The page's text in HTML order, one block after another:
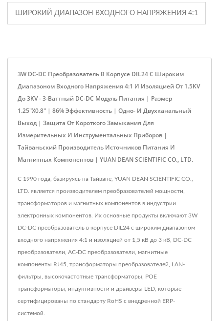
ШИРОКИЙ ДИАПАЗОН ВХОДНОГО НАПРЯЖЕНИЯ 4:1
3W DC-DC Преобразователь В Корпусе DIL24 С Широким
Диапазоном Входного Напряжения 4:1 И Изоляцией От 1.5KV
До 3KV - 3-Ваттный DC-DC Модуль Питания | Размер
1.25"x0.8" | 86% Эффективность | Одно- И Двухканальный
Выход | Защита От Короткого Замыкания Для
Измерительных И Инструментальных Приборов |
Тайваньский Производитель Источников Питания И
Магнитных Компонентов | YUAN DEAN SCIENTIFIC CO., LTD.
С 1990 года, базируясь на Тайване, YUAN DEAN SCIENTIFIC CO.,
LTD. является производителем преобразователей мощности,
трансформаторов и магнитных компонентов в индустрии
электронных компонентов. Их основные продукты включают 3W
DC-DC преобразователь в корпусе DIL24 с широким диапазоном
входного напряжения 4:1 и изоляцией от 1,5 кВ до 3 кВ, DC-DC
преобразователи, AC-DC преобразователи, магнитные
компоненты RJ45, трансформаторы преобразователей, LAN-
фильтры, высокочастотные трансформаторы, POE
трансформаторы, индуктивности и драйверы LED, которые
сертифицированы по стандарту RoHS с внедренной ERP-
системой.